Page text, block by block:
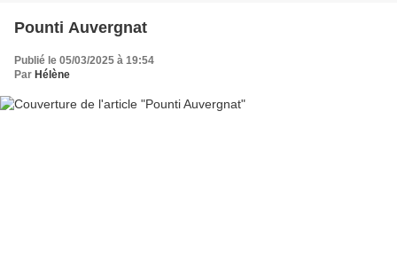
Pounti Auvergnat
Publié le 05/03/2025 à 19:54
Par Hélène